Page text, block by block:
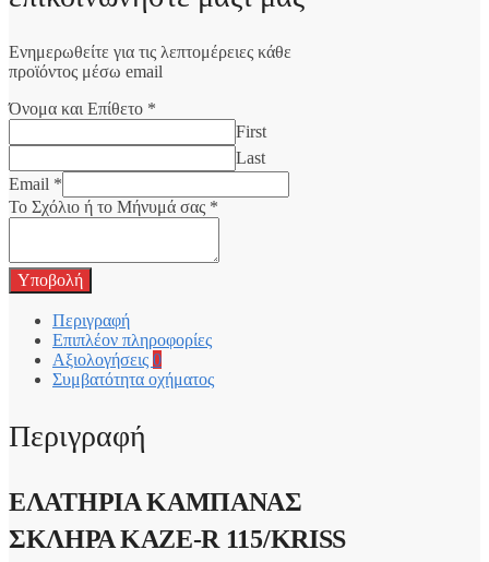
Ενημερωθείτε για τις λεπτομέρειες κάθε
προϊόντος μέσω email
Όνομα και Επίθετο *
First
Last
Email *
Το Σχόλιο ή το Μήνυμά σας *
Υποβολή
Περιγραφή
Επιπλέον πληροφορίες
Αξιολογήσεις 0
Συμβατότητα οχήματος
Περιγραφή
ΕΛΑΤΗΡΙΑ ΚΑΜΠΑΝΑΣ
ΣΚΛΗΡΑ KAZE-R 115/KRISS